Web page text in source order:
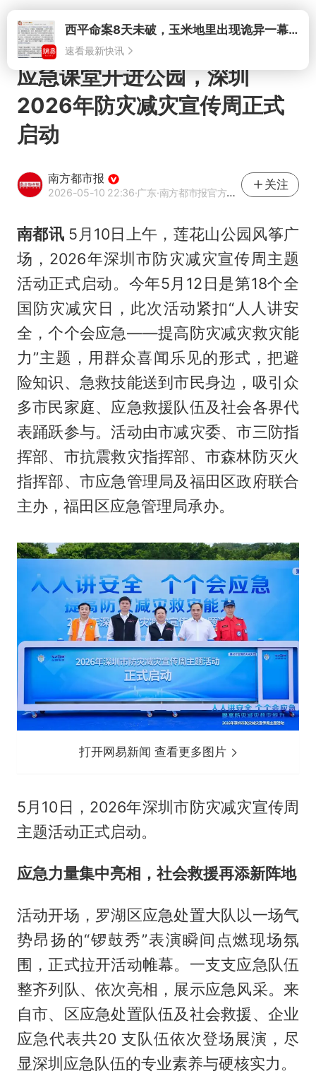
打开
应急课堂开进公园，深圳
2026年防灾减灾宣传周正式
启动
南方都市报
2026-05-10 22:36·广东·南方都市报官方网易号
关注
南都讯5月10日上午，莲花山公园风筝广
场，2026年深圳市防灾减灾宣传周主题
活动正式启动。今年5月12日是第18个全
国防灾减灾日，此次活动紧扣“人人讲安
全，个个会应急——提高防灾减灾救灾能
力”主题，用群众喜闻乐见的形式，把避
险知识、急救技能送到市民身边，吸引众
多市民家庭、应急救援队伍及社会各界代
表踊跃参与。活动由市减灾委、市三防指
挥部、市抗震救灾指挥部、市森林防灭火
指挥部、市应急管理局及福田区政府联合
主办，福田区应急管理局承办。
打开网易新闻 查看更多图片
5月10日，2026年深圳市防灾减灾宣传周
主题活动正式启动。
应急力量集中亮相，社会救援再添新阵地
活动开场，罗湖区应急处置大队以一场气
势昂扬的“锣鼓秀”表演瞬间点燃现场氛
围，正式拉开活动帷幕。一支支应急队伍
整齐列队、依次亮相，展示应急风采。来
自市、区应急处置队伍及社会救援、企业
应急代表共20 支队伍依次登场展演，尽
显深圳应急队伍的专业素养与硬核实力。